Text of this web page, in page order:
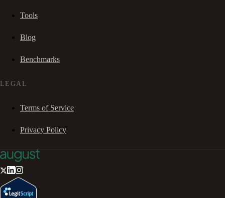
Tools
Blog
Benchmarks
LEGAL
Terms of Service
Privacy Policy